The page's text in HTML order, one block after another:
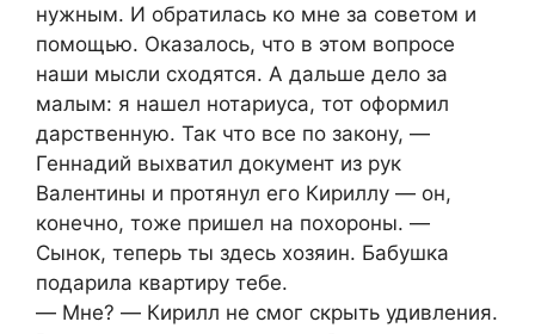
нужным. И обратилась ко мне за советом и
помощью. Оказалось, что в этом вопросе
наши мысли сходятся. А дальше дело за
малым: я нашел нотариуса, тот оформил
дарственную. Так что все по закону, ―
Геннадий выхватил документ из рук
Валентины и протянул его Кириллу ― он,
конечно, тоже пришел на похороны. ―
Сынок, теперь ты здесь хозяин. Бабушка
подарила квартиру тебе.
― Мне? ― Кирилл не смог скрыть удивления.